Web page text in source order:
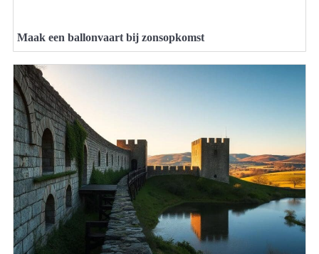
Maak een ballonvaart bij zonsopkomst